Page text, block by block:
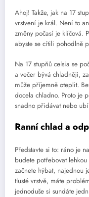
Ahoj! Takže, jak na 17
vrstvení je král. Není to
změny počasí je klíčová.
abyste se cítili pohodlně
Na 17 stupňů celsia se
a večer bývá chladněji,
může příjemně oteplit.
docela chladno. Proto je
snadno přidávat nebo
Ranní chlad a
Představte si to: ráno je
budete potřebovat
začnete hýbat, najednou
tlusté vrstvě, máte
jednoduše si sundáte